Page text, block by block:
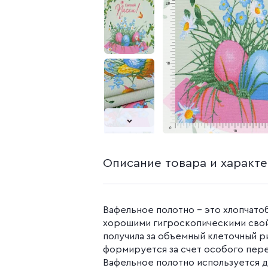
Камуфляжные ткани
Бязь
Бязь набивная
Поплин
Поплин 150 см
Поплин 220 см
Поплин
Поплин
Описание товара и
Вафельное полотно - это
хорошими гигроскопическими
получила за объемный клеточный
формируется за счет особого
Вафельное полотно используется